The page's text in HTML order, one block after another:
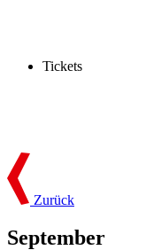
Tickets
Zurück
September